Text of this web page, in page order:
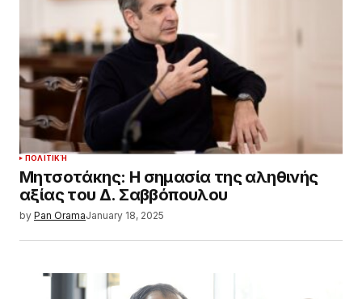
ΠΟΛΙΤΙΚΉ
Μητσοτάκης: Η σημασία της αληθινής
αξίας του Δ. Σαββόπουλου
by Pan OramaJanuary 18, 2025